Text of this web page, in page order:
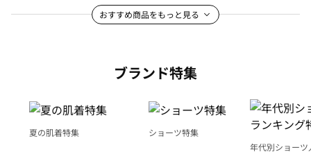
おすすめ商品をもっと見る
ブランド特集
夏の肌着特集
ショーツ特集
年代別ショー